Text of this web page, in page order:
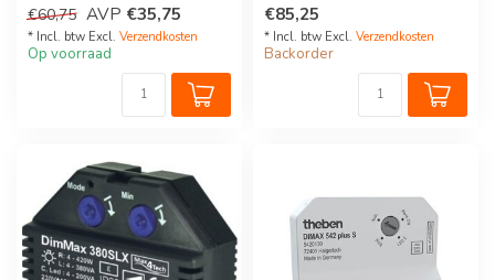
zonder knipper...
€60,75 AVP €35,75
* Incl. btw Excl. Verzendkosten
Op voorraad
verlichtin...
€85,25
* Incl. btw Excl. Verzendkosten
Backorder